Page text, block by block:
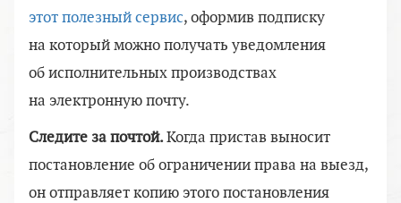
этот полезный сервис, оформив подписку
на который можно получать уведомления
об исполнительных производствах
на электронную почту.
Следите за почтой.Когда пристав выносит
постановление об ограничении права на выезд,
он отправляет копию этого постановления